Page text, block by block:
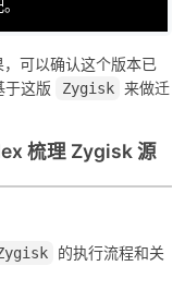
可以确认这个版本已
于这版
Zygisk 来做迁
梳理 Zygisk 源
的执行流程和关